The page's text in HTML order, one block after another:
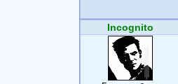
Incognito